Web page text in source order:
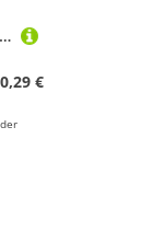
Qianly Rucksack für Skateboard, Longboard, Surf, Zubehör, Boards
€